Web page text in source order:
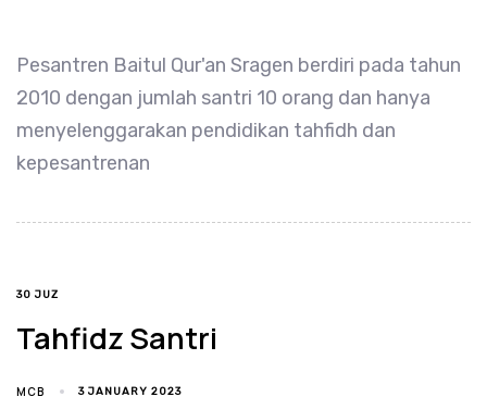
Pesantren Baitul Qur'an Sragen berdiri pada tahun
2010 dengan jumlah santri 10 orang dan hanya
menyelenggarakan pendidikan tahfidh dan
kepesantrenan
TAGS
30 JUZ
Tahfidz Santri
MCB 3 JANUARY 2023